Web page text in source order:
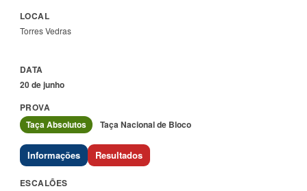
Torres Vedras
20 de junho
Taça Absolutos Taça Nacional de Bloco
Informações Resultados